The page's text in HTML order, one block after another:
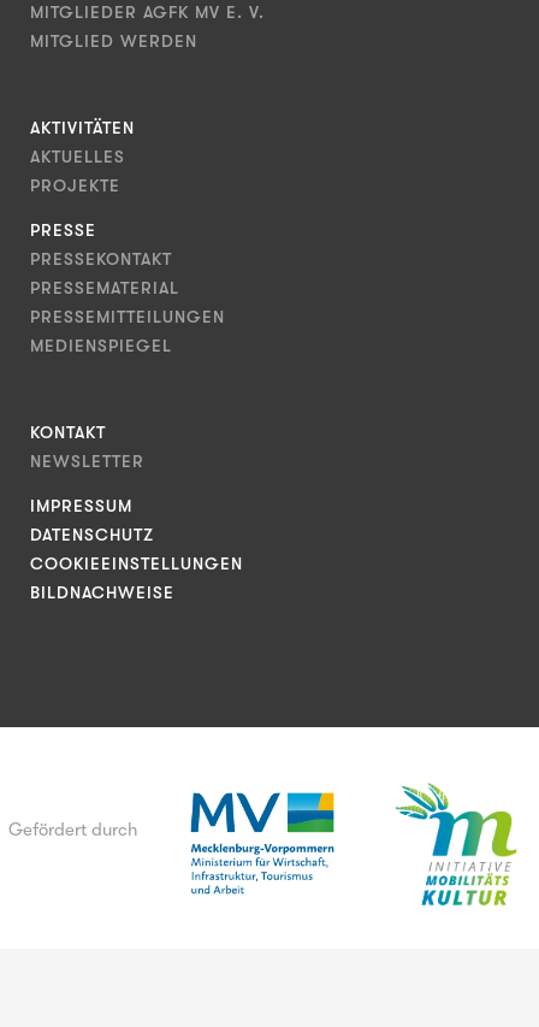
MITGLIEDER AGFK MV E. V.
MITGLIED WERDEN
AKTIVITÄTEN
AKTUELLES
PROJEKTE
PRESSE
PRESSEKONTAKT
PRESSEMATERIAL
PRESSEMITTEILUNGEN
MEDIENSPIEGEL
KONTAKT
NEWSLETTER
IMPRESSUM
DATENSCHUTZ
COOKIEEINSTELLUNGEN
BILDNACHWEISE
Gefördert durch